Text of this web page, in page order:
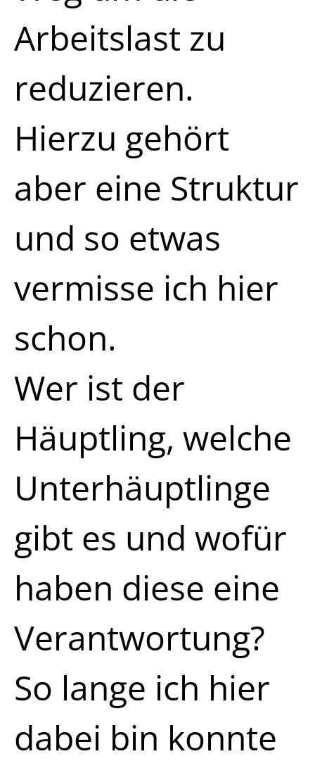
Arbeitslast zu
reduzieren.
Hierzu gehört
aber eine Struktur
und so etwas
vermisse ich hier
schon.
Wer ist der
Häuptling, welche
Unterhäuptlinge
gibt es und wofür
haben diese eine
Verantwortung?
So lange ich hier
dabei bin konnte